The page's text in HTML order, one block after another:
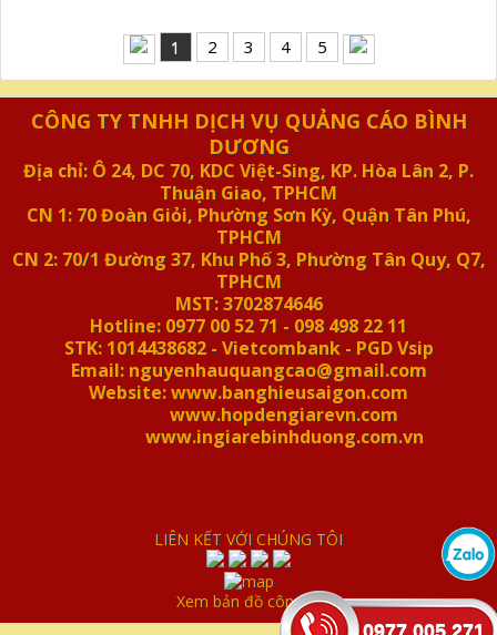
1 2 3 4 5
CÔNG TY TNHH DỊCH VỤ QUẢNG CÁO BÌNH
DƯƠNG
Địa chỉ: Ô 24, DC 70, KDC Việt-Sing, KP. Hòa Lân 2, P.
Thuận Giao, TPHCM
CN 1: 70 Đoàn Giỏi, Phường Sơn Kỳ, Quận Tân Phú,
TPHCM
CN 2: 70/1 Đường 37, Khu Phố 3, Phường Tân Quy, Q7,
TPHCM
MST: 3702874646
Hotline: 0977 00 52 71 - 098 498 22 11
STK: 1014438682 - Vietcombank - PGD Vsip
Email: nguyenhauquangcao@gmail.com
Website: www.banghieusaigon.com
www.hopdengiarevn.com
www.ingiarebinhduong.com.vn
LIÊN KẾT VỚI CHÚNG TÔI
Xem bản đồ công ty
0977 005 271